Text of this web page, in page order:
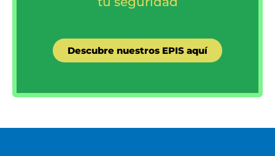
Descubre nuestros EPIS aquí